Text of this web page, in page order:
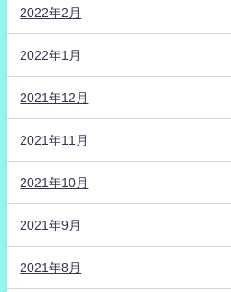
2022年2月
2022年1月
2021年12月
2021年11月
2021年10月
2021年9月
2021年8月